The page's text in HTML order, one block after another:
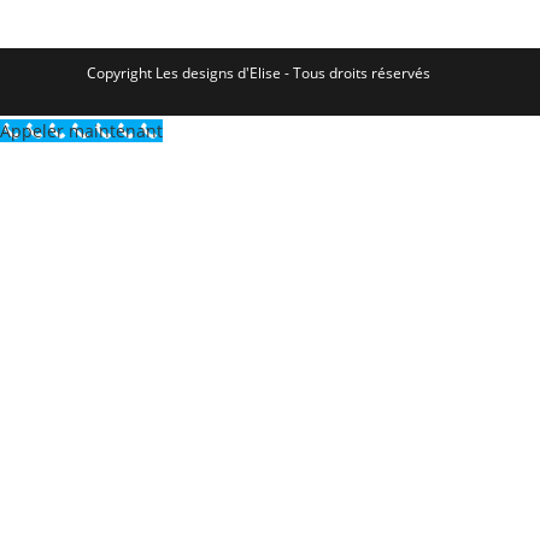
Copyright Les designs d'Elise - Tous droits réservés
Appeler maintenant